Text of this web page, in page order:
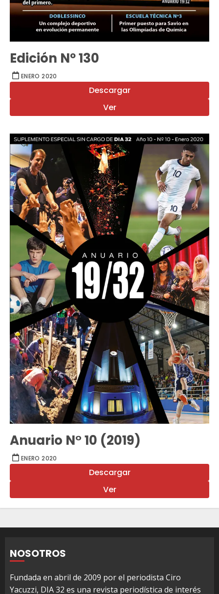
Edición Nº 130
ENERO 2020
Descargar
Ver
Anuario N° 10 (2019)
ENERO 2020
Descargar
Ver
NOSOTROS
Fundada en abril de 2009 por el periodista Ciro
Yacuzzi, DIA 32 es una revista periodística de interés